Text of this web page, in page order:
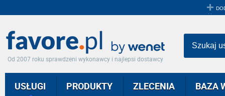
Od 2007 roku sprawdzeni wykonawcy i najlepsi dostawcy
USŁUGI PRODUKTY ZLECENIA BAZA
Szukaj